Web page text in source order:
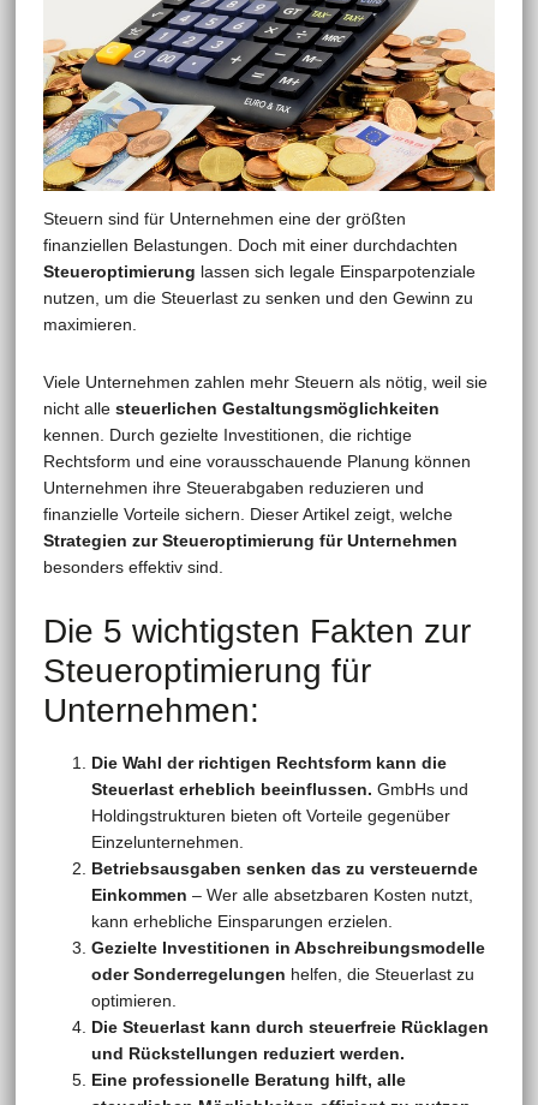
Steuern sind für Unternehmen eine der größten
finanziellen Belastungen. Doch mit einer durchdachten
Steueroptimierung lassen sich legale Einsparpotenziale
nutzen, um die Steuerlast zu senken und den Gewinn zu
maximieren.
Viele Unternehmen zahlen mehr Steuern als nötig, weil sie
nicht alle steuerlichen Gestaltungsmöglichkeiten
kennen. Durch gezielte Investitionen, die richtige
Rechtsform und eine vorausschauende Planung können
Unternehmen ihre Steuerabgaben reduzieren und
finanzielle Vorteile sichern. Dieser Artikel zeigt, welche
Strategien zur Steueroptimierung für Unternehmen
besonders effektiv sind.
Die 5 wichtigsten Fakten zur
Steueroptimierung für
Unternehmen:
Die Wahl der richtigen Rechtsform kann die
Steuerlast erheblich beeinflussen. GmbHs und
Holdingstrukturen bieten oft Vorteile gegenüber
Einzelunternehmen.
Betriebsausgaben senken das zu versteuernde
Einkommen – Wer alle absetzbaren Kosten nutzt,
kann erhebliche Einsparungen erzielen.
Gezielte Investitionen in Abschreibungsmodelle
oder Sonderregelungen helfen, die Steuerlast zu
optimieren.
Die Steuerlast kann durch steuerfreie Rücklagen
und Rückstellungen reduziert werden.
Eine professionelle Beratung hilft, alle